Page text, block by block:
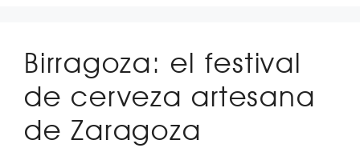
Birragoza: el festival
de cerveza artesana
de Zaragoza